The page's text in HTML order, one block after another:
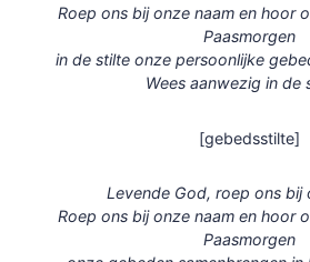
Roep ons bij onze naam en hoor
Paasmorgen
in de stilte onze persoonlijke
Wees aanwezig in de
[gebedsstilte]
Levende God, roep ons bij
Roep ons bij onze naam en hoor
Paasmorgen